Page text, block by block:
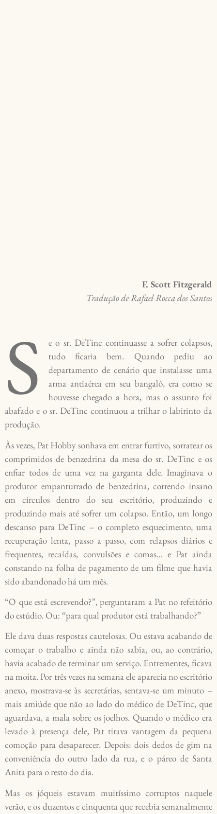
F. Scott Fitzgerald
Tradução de Rafael Rocca dos Santos
S
e o sr. DeTinc continuasse a sofrer colapsos,
tudo ficaria bem. Quando pediu ao
departamento de cenário que instalasse uma
arma antiaérea em seu bangalô, era como se
houvesse chegado a hora, mas o assunto foi
abafado e o sr. DeTinc continuou a trilhar o labirinto da
produção.
Às vezes, Pat Hobby sonhava em entrar furtivo, sorratear os
comprimidos de benzedrina da mesa do sr. DeTinc e os
enfiar todos de uma vez na garganta dele. Imaginava o
produtor empanturrado de benzedrina, correndo insano
em círculos dentro do seu escritório, produzindo e
produzindo mais até sofrer um colapso. Então, um longo
descanso para DeTinc – o completo esquecimento, uma
recuperação lenta, passo a passo, com relapsos diários e
frequentes, recaídas, convulsões e comas… e Pat ainda
constando na folha de pagamento de um filme que havia
sido abandonado há um mês.
“O que está escrevendo?”, perguntaram a Pat no refeitório
do estúdio. Ou: “para qual produtor está trabalhando?”
Ele dava duas respostas cautelosas. Ou estava acabando de
começar o trabalho e ainda não sabia, ou, ao contrário,
havia acabado de terminar um serviço. Entrementes, ficava
na moita. Por três vezes na semana ele aparecia no escritório
anexo, mostrava-se às secretárias, sentava-se um minuto –
mais amiúde que não ao lado do médico de DeTinc, que
aguardava, a mala sobre os joelhos. Quando o médico era
levado à presença dele, Pat tirava vantagem da pequena
comoção para desaparecer. Depois: dois dedos de gim na
conveniência do outro lado da rua, e o páreo de Santa
Anita para o resto do dia.
Mas os jóqueis estavam muitíssimo corruptos naquele
verão, e os duzentos e cinquenta que recebia semanalmente